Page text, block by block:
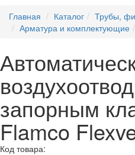
Главная
Каталог
Трубы,
Арматура и комплектующие
запорным
Flamco
Код товара: